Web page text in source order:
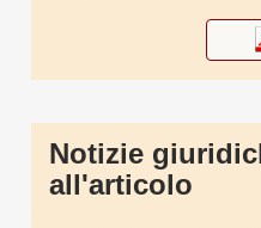
Notizie
all'articolo